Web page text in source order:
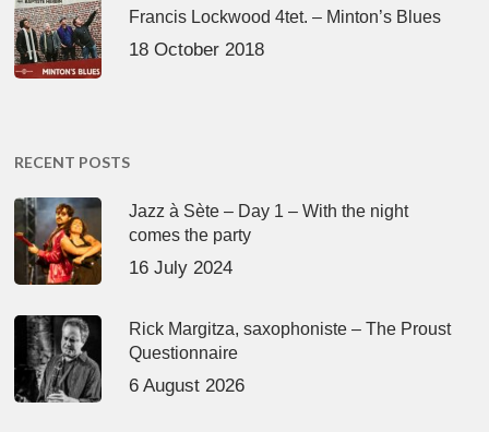
Francis Lockwood 4tet. – Minton’s Blues
18 October 2018
RECENT POSTS
Jazz à Sète – Day 1 – With the night
comes the party
16 July 2024
Rick Margitza, saxophoniste – The Proust
Questionnaire
6 August 2026